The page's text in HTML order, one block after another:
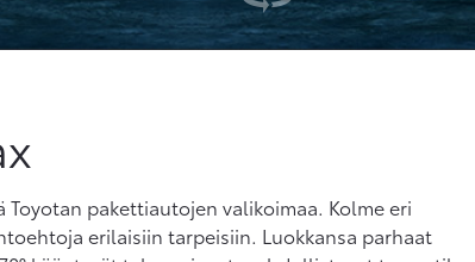
pakettiautojen valikoimaa. Kolme eri
erilaisiin tarpeisiin. Luokkansa parhaat